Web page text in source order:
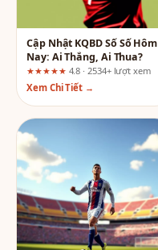
Cập Nhật KQBD Số Số Hôm
Nay: Ai Thắng, Ai Thua?
★★★★★ 4.8 · 2534+ lượt xem
Xem Chi Tiết →